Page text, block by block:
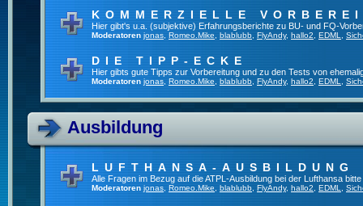
KOMMERZIELLE
Hier gibt's u.a. (subjektive) Erfahrungsberichte zu BU- und FQ-
Moderatoren jonas Romeo.Mike blablubb FlyAndy, hallo2 EDML
DIE TIPP-ECKE
Hier gibts gute Tipps zur Vorbereitung und zu den Tests von
Moderatoren jonas Romeo.Mike blablubb FlyAndy, hallo2 EDML
Ausbildung
LUFTHANSA-AUSBILDUNG
Alle Fragen im Bezug auf die ATPL-Ausbildung bei der Lufthansa
Moderatoren jonas Romeo.Mike blablubb FlyAndy, hallo2 EDML